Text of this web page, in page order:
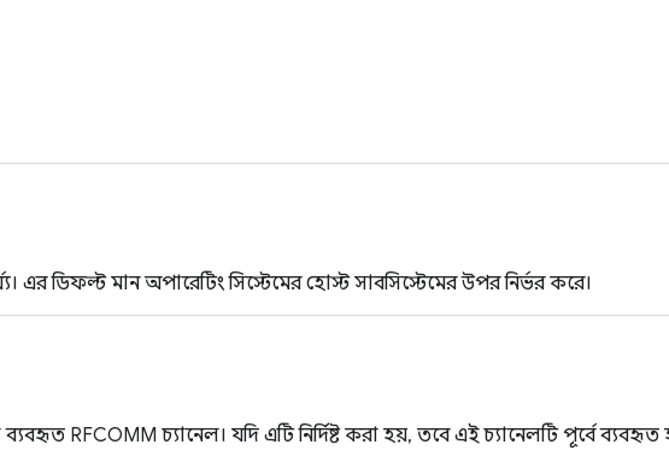
এর ডিফল্ট মান অপারেটিং সিস্টেমের হোস্ট সাবসিস্টেমের উপর নির্ভর করে।
ব্যবহৃত RFCOMM চ্যানেল। যদি এটি নির্দিষ্ট করা হয়, তবে এই চ্যানেলটি পূর্বে